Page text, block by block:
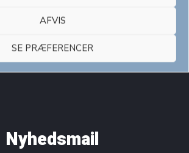
AFVIS
SE PRÆFERENCER
Nyhedsmail